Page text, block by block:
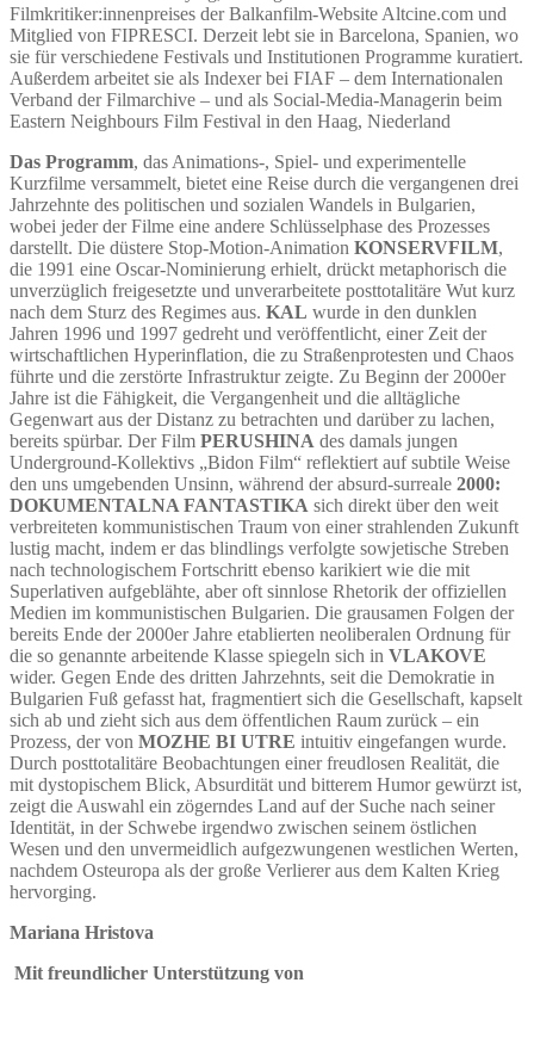
Filmkritiker:innenpreises der Balkanfilm-Website Altcine.com und
Mitglied von FIPRESCI. Derzeit lebt sie in Barcelona, Spanien, wo
sie für verschiedene Festivals und Institutionen Programme kuratiert.
Außerdem arbeitet sie als Indexer bei FIAF – dem Internationalen
Verband der Filmarchive – und als Social-Media-Managerin beim
Eastern Neighbours Film Festival in den Haag, Niederland
Das Programm, das Animations-, Spiel- und experimentelle
Kurzfilme versammelt, bietet eine Reise durch die vergangenen drei
Jahrzehnte des politischen und sozialen Wandels in Bulgarien,
wobei jeder der Filme eine andere Schlüsselphase des Prozesses
darstellt. Die düstere Stop-Motion-Animation KONSERVFILM,
die 1991 eine Oscar-Nominierung erhielt, drückt metaphorisch die
unverzüglich freigesetzte und unverarbeitete posttotalitäre Wut kurz
nach dem Sturz des Regimes aus. KAL wurde in den dunklen
Jahren 1996 und 1997 gedreht und veröffentlicht, einer Zeit der
wirtschaftlichen Hyperinflation, die zu Straßenprotesten und Chaos
führte und die zerstörte Infrastruktur zeigte. Zu Beginn der 2000er
Jahre ist die Fähigkeit, die Vergangenheit und die alltägliche
Gegenwart aus der Distanz zu betrachten und darüber zu lachen,
bereits spürbar. Der Film PERUSHINA des damals jungen
Underground-Kollektivs „Bidon Film“ reflektiert auf subtile Weise
den uns umgebenden Unsinn, während der absurd-surreale 2000:
DOKUMENTALNA FANTASTIKA sich direkt über den weit
verbreiteten kommunistischen Traum von einer strahlenden Zukunft
lustig macht, indem er das blindlings verfolgte sowjetische Streben
nach technologischem Fortschritt ebenso karikiert wie die mit
Superlativen aufgeblähte, aber oft sinnlose Rhetorik der offiziellen
Medien im kommunistischen Bulgarien. Die grausamen Folgen der
bereits Ende der 2000er Jahre etablierten neoliberalen Ordnung für
die so genannte arbeitende Klasse spiegeln sich in VLAKOVE
wider. Gegen Ende des dritten Jahrzehnts, seit die Demokratie in
Bulgarien Fuß gefasst hat, fragmentiert sich die Gesellschaft, kapselt
sich ab und zieht sich aus dem öffentlichen Raum zurück – ein
Prozess, der von MOZHE BI UTRE intuitiv eingefangen wurde.
Durch posttotalitäre Beobachtungen einer freudlosen Realität, die
mit dystopischem Blick, Absurdität und bitterem Humor gewürzt ist,
zeigt die Auswahl ein zögerndes Land auf der Suche nach seiner
Identität, in der Schwebe irgendwo zwischen seinem östlichen
Wesen und den unvermeidlich aufgezwungenen westlichen Werten,
nachdem Osteuropa als der große Verlierer aus dem Kalten Krieg
hervorging.
Mariana Hristova
Mit freundlicher Unterstützung von